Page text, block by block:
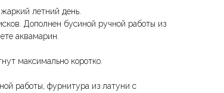
летний день.
Дополнен бусиной ручной работы из
аквамарин.
максимально коротко.
работы, фурнитура из латуни с